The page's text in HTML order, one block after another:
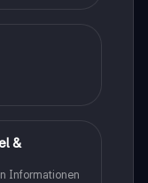
&
Informationen